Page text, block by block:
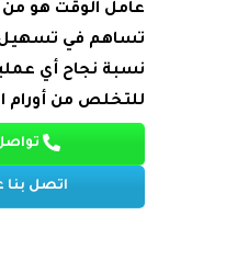
عامل الوقت هو من
تساهم في تسهيل
نسبة نجاح أي
للتخلص من أورام
اتصل بنا